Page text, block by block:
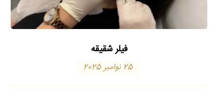
فیلر شقیقه
25 نوامبر 2025